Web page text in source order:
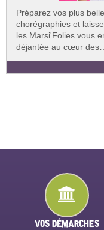
Préparez vos plus
chorégraphies et
les Marsi'Folies vous
déjantée au cœur des…
VOS DÉMARCHES